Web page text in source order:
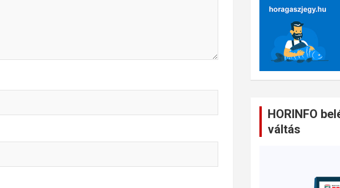
HORINFO
váltás